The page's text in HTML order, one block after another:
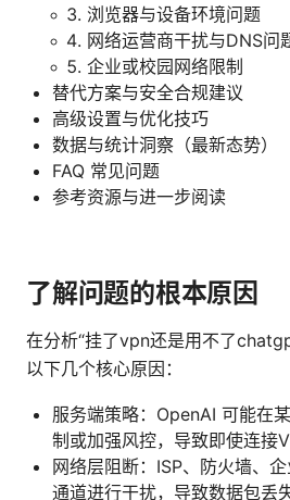
浏览器与设备环境问题
网络运营商干扰与DNS问
企业或校园网络限制
替代方案与安全合规建议
高级设置与优化技巧
数据与统计洞察（最新态势）
FAQ 常见问题
参考资源与进一步阅读
了解问题的根本原因
在分析“挂了vpn还是用不了
以下几个核心原因：
服务端策略：OpenAI 可能在
制或加强风控，导致即使连接
网络层阻断：ISP、防火墙、
通道进行干扰，导致数据包丢